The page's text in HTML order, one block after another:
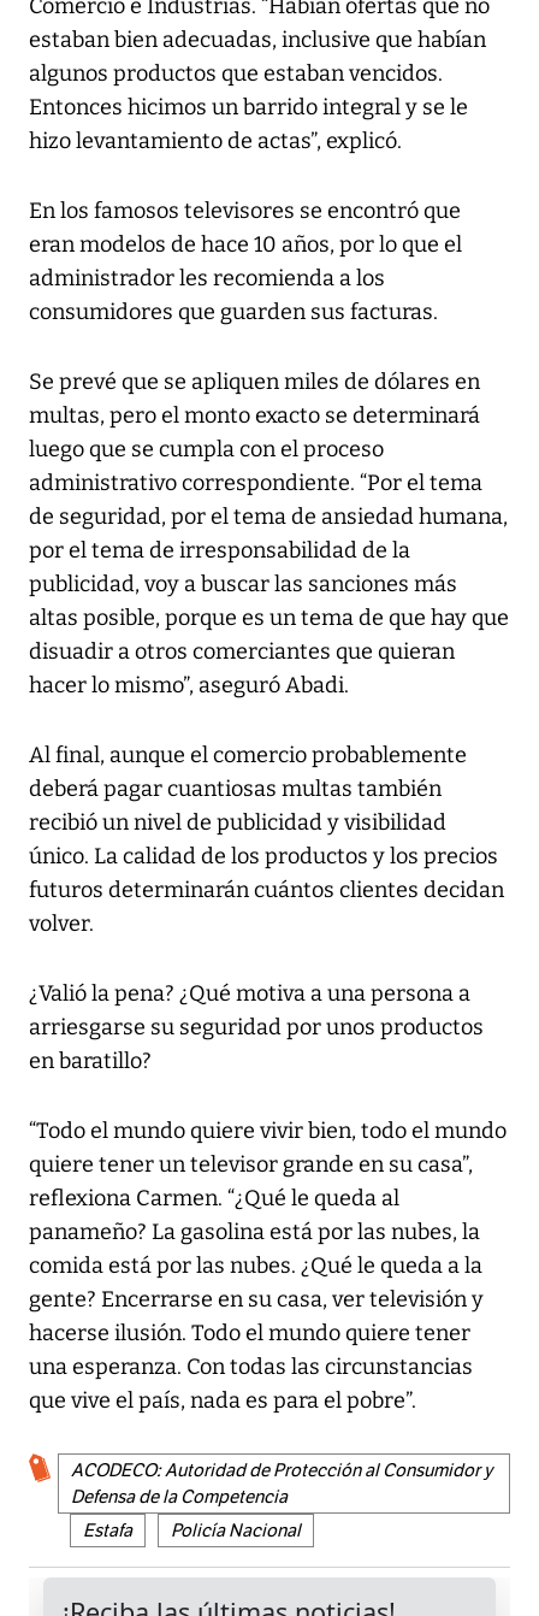
Comercio e Industrias. “Habían ofertas que no
estaban bien adecuadas, inclusive que habían
algunos productos que estaban vencidos.
Entonces hicimos un barrido integral y se le
hizo levantamiento de actas”, explicó.
En los famosos televisores se encontró que
eran modelos de hace 10 años, por lo que el
administrador les recomienda a los
consumidores que guarden sus facturas.
Se prevé que se apliquen miles de dólares en
multas, pero el monto exacto se determinará
luego que se cumpla con el proceso
administrativo correspondiente. “Por el tema
de seguridad, por el tema de ansiedad humana,
por el tema de irresponsabilidad de la
publicidad, voy a buscar las sanciones más
altas posible, porque es un tema de que hay que
disuadir a otros comerciantes que quieran
hacer lo mismo”, aseguró Abadi.
Al final, aunque el comercio probablemente
deberá pagar cuantiosas multas también
recibió un nivel de publicidad y visibilidad
único. La calidad de los productos y los precios
futuros determinarán cuántos clientes decidan
volver.
¿Valió la pena? ¿Qué motiva a una persona a
arriesgarse su seguridad por unos productos
en baratillo?
“Todo el mundo quiere vivir bien, todo el mundo
quiere tener un televisor grande en su casa”,
reflexiona Carmen. “¿Qué le queda al
panameño? La gasolina está por las nubes, la
comida está por las nubes. ¿Qué le queda a la
gente? Encerrarse en su casa, ver televisión y
hacerse ilusión. Todo el mundo quiere tener
una esperanza. Con todas las circunstancias
que vive el país, nada es para el pobre”.
ACODECO: Autoridad de Protección al Consumidor y
Defensa de la Competencia
Estafa
Policía Nacional